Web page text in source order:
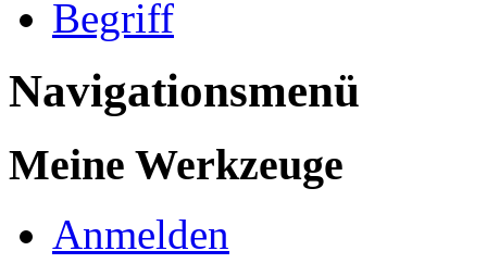
Begriff
Navigationsmenü
Meine Werkzeuge
Anmelden